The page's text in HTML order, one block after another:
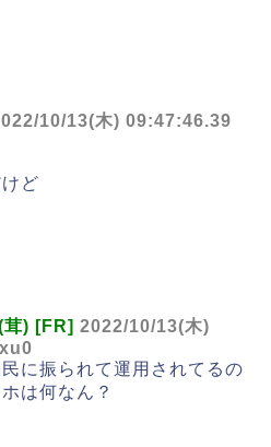
10/13(木) 09:47:46.39
ど
茸) [FR] 2022/10/13(木)
に振られて運用されてるの
は何なん？